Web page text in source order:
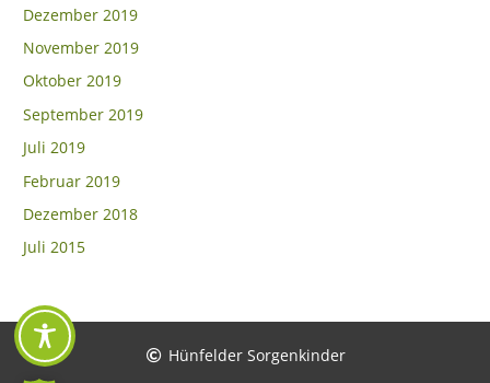
Dezember 2019
November 2019
Oktober 2019
September 2019
Juli 2019
Februar 2019
Dezember 2018
Juli 2015
Hünfelder Sorgenkinder